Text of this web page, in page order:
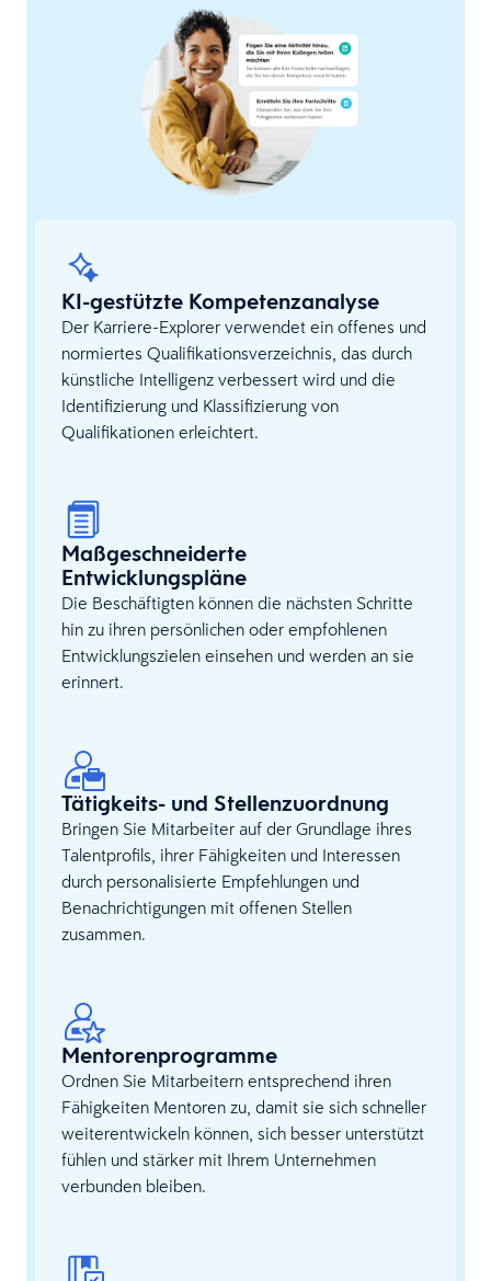
KI-gestützte Kompetenzanalyse
Der Karriere-Explorer verwendet ein offenes und
normiertes Qualifikationsverzeichnis, das durch
künstliche Intelligenz verbessert wird und die
Identifizierung und Klassifizierung von
Qualifikationen erleichtert.
Maßgeschneiderte
Entwicklungspläne
Die Beschäftigten können die nächsten Schritte
hin zu ihren persönlichen oder empfohlenen
Entwicklungszielen einsehen und werden an sie
erinnert.
Tätigkeits- und Stellenzuordnung
Bringen Sie Mitarbeiter auf der Grundlage ihres
Talentprofils, ihrer Fähigkeiten und Interessen
durch personalisierte Empfehlungen und
Benachrichtigungen mit offenen Stellen
zusammen.
Mentorenprogramme
Ordnen Sie Mitarbeitern entsprechend ihren
Fähigkeiten Mentoren zu, damit sie sich schneller
weiterentwickeln können, sich besser unterstützt
fühlen und stärker mit Ihrem Unternehmen
verbunden bleiben.